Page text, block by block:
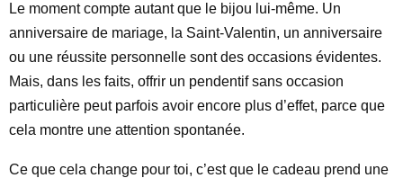
Le moment compte autant que le bijou lui-même. Un
anniversaire de mariage, la Saint-Valentin, un anniversaire
ou une réussite personnelle sont des occasions évidentes.
Mais, dans les faits, offrir un pendentif sans occasion
particulière peut parfois avoir encore plus d’effet, parce que
cela montre une attention spontanée.
Ce que cela change pour toi, c’est que le cadeau prend une